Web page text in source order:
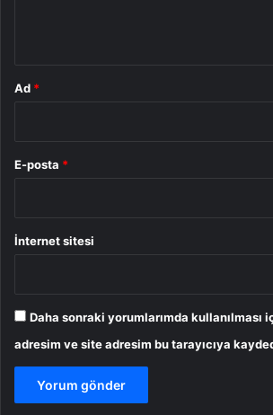
Ad *
E-posta *
İnternet sitesi
Daha sonraki yorumlarımda kullanılması
adresim ve site adresim bu tarayıcıya